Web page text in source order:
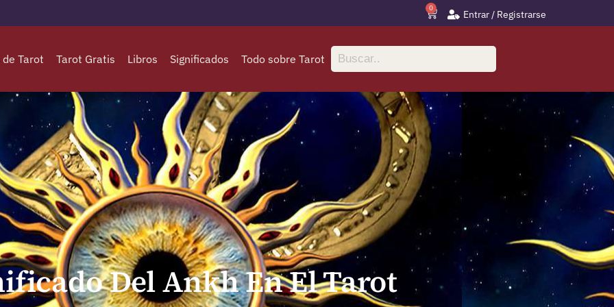
0
Entrar / Registrarse
Tarot Tarot Gratis Libros Significados Todo sobre Tarot
Del Ankh En El Tarot